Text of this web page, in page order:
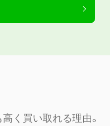
く買い取れる理由。